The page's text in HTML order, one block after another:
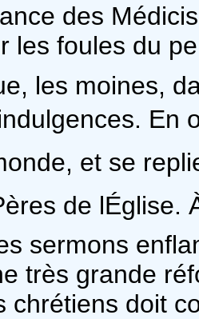
des
les foules du
les moines,
et se
de
sermons
très grande
chrétiens doit